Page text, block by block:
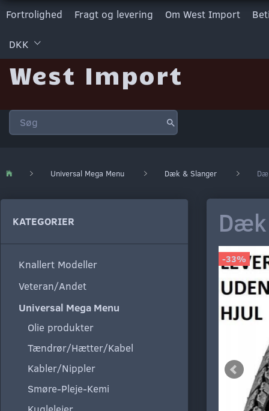
Fortrolighed Fragt og levering Om West Import
DKK
West Import
Universal Mega Menu Dæk & Slanger
KATEGORIER
Knallert Modeller
Veteran/Andet
Universal Mega Menu
Olie produkter
Tændrør/Hætter/Kabel
Kabler/Nippler
Smøre-Pleje-Kemi
-33%